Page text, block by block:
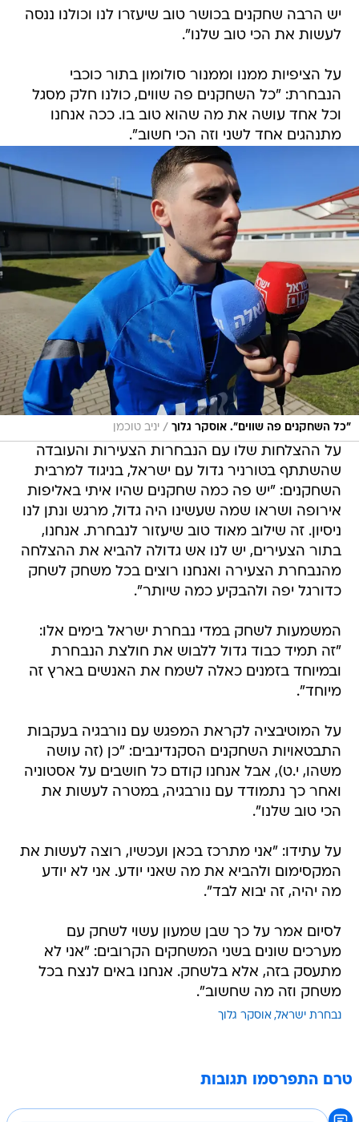
יש הרבה שחקנים בכושר טוב שיעזרו לנו וכולנו ננסה
לעשות את הכי טוב שלנו".
על הציפיות ממנו וממנור סולומון בתור כוכבי
הנבחרת: "כל השחקנים פה שווים, כולנו חלק מסגל
וכל אחד עושה את מה שהוא טוב בו. ככה אנחנו
מתנהגים אחד לשני וזה הכי חשוב".
"כל השחקנים פה שווים". אוסקר גלוך / יניב טוכמן
על ההצלחות שלו עם הנבחרות הצעירות והעובדה
שהשתתף בטורניר גדול עם ישראל, בניגוד למרבית
השחקנים: "יש פה כמה שחקנים שהיו איתי באליפות
אירופה ושראו שמה שעשינו היה גדול, מרגש ונתן לנו
ניסיון. זה שילוב מאוד טוב שיעזור לנבחרת. אנחנו,
בתור הצעירים, יש לנו אש גדולה להביא את ההצלחה
מהנבחרת הצעירה ואנחנו רוצים בכל משחק לשחק
כדורגל יפה ולהבקיע כמה שיותר".
המשמעות לשחק במדי נבחרת ישראל בימים אלו:
"זה תמיד כבוד גדול ללבוש את חולצת הנבחרת
ובמיוחד בזמנים כאלה לשמח את האנשים בארץ זה
מיוחד".
על המוטיבציה לקראת המפגש עם נורבגיה בעקבות
התבטאויות השחקנים הסקנדינבים: "כן (זה עושה
משהו, י.ט), אבל אנחנו קודם כל חושבים על אסטוניה
ואחר כך נתמודד עם נורבגיה, במטרה לעשות את
הכי טוב שלנו".
על עתידו: "אני מתרכז בכאן ועכשיו, רוצה לעשות את
המקסימום ולהביא את מה שאני יודע. אני לא יודע
מה יהיה, זה יבוא לבד".
לסיום אמר על כך שבן שמעון עשוי לשחק עם
מערכים שונים בשני המשחקים הקרובים: "אני לא
מתעסק בזה, אלא בלשחק. אנחנו באים לנצח בכל
משחק וזה מה שחשוב".
נבחרת ישראל אוסקר גלוך
טרם התפרסמו תגובות